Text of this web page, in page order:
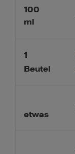
100
ml
1
Beutel
etwas